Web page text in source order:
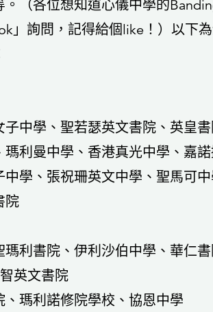
。（各位想知道心儀中學的
」詢問，記得給個like！）以下
中學、聖若瑟英文書院、英皇
利曼中學、香港真光中學、嘉
學、張祝珊英文中學、聖馬可
院
利書院、伊利沙伯中學、華仁書
英文書院
瑪利諾修院學校、協恩中學